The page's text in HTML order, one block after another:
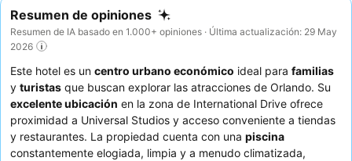
Resumen de opiniones
Resumen de IA basado en 1.000+ opiniones · Última actualización: 29 May
2026
Este hotel es un centro urbano económico ideal para familias
y turistas que buscan explorar las atracciones de Orlando. Su
excelente ubicación en la zona de International Drive ofrece
proximidad a Universal Studios y acceso conveniente a tiendas
y restaurantes. La propiedad cuenta con una piscina
constantemente elogiada, limpia y a menudo climatizada,